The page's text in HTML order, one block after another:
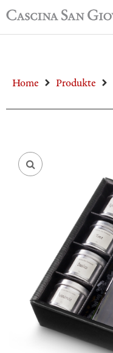
Home Produkte